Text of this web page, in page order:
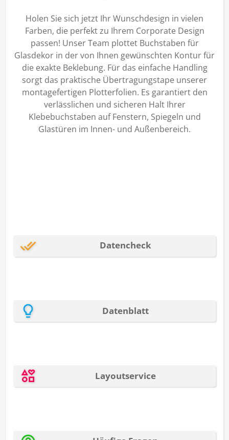
Holen Sie sich jetzt Ihr Wunschdesign in vielen
Farben, die perfekt zu Ihrem Corporate Design
passen! Unser Team plottet Buchstaben für
Glasdekor in der von Ihnen gewünschten Kontur für
die exakte Beklebung. Für das einfache Handling
sorgt das praktische Übertragungstape unserer
montagefertigen Plotterfolien. Es garantiert den
verlässlichen und sicheren Halt Ihrer
Klebebuchstaben auf Fenstern, Spiegeln und
Glastüren im Innen- und Außenbereich.